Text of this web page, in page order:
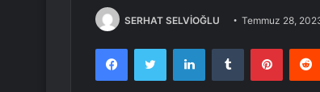
SERHAT SELVİOĞLU Temmuz 28,
FacebookTwitter LinkedInTumblr